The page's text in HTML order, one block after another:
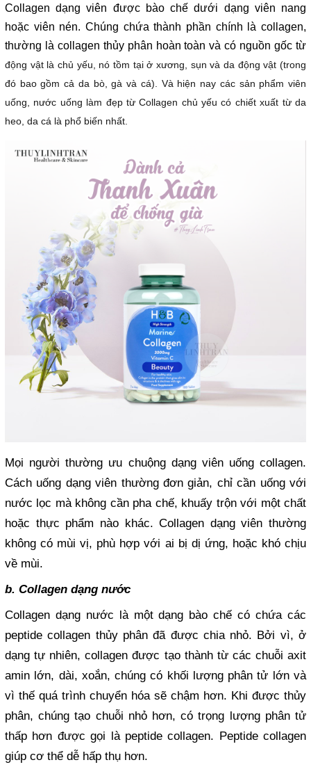
Collagen dạng viên được bào chế dưới dạng viên nang
hoặc viên nén. Chúng chứa thành phần chính là collagen,
thường là collagen thủy phân hoàn toàn và có nguồn gốc từ
động vật là chủ yếu, nó tồm tại ở xương, sụn và da động vật (trong
đó bao gồm cả da bò, gà và cá). Và hiện nay các sản phẩm viên
uống, nước uống làm đẹp từ Collagen chủ yếu có chiết xuất từ da
heo, da cá là phổ biến nhất.
Mọi người thường ưu chuộng dạng viên uống collagen.
Cách uống dạng viên thường đơn giản, chỉ cần uống với
nước lọc mà không cần pha chế, khuấy trộn với một chất
hoặc thực phẩm nào khác. Collagen dạng viên thường
không có mùi vị, phù hợp với ai bị dị ứng, hoặc khó chịu
về mùi.
b. Collagen dạng nước
Collagen dạng nước là một dạng bào chế có chứa các
peptide collagen thủy phân đã được chia nhỏ. Bởi vì, ở
dạng tự nhiên, collagen được tạo thành từ các chuỗi axit
amin lớn, dài, xoắn, chúng có khối lượng phân tử lớn và
vì thế quá trình chuyển hóa sẽ chậm hơn. Khi được thủy
phân, chúng tạo chuỗi nhỏ hơn, có trọng lượng phân tử
thấp hơn được gọi là peptide collagen. Peptide collagen
giúp cơ thể dễ hấp thụ hơn.